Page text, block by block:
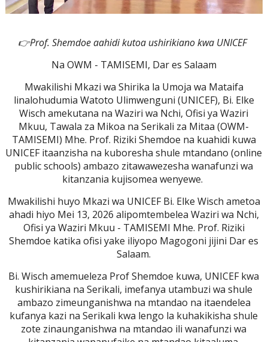
👉Prof. Shemdoe aahidi kutoa ushirikiano kwa UNICEF
Na OWM - TAMISEMI, Dar es Salaam
Mwakilishi Mkazi wa Shirika la Umoja wa Mataifa
linalohudumia Watoto Ulimwenguni (UNICEF), Bi. Elke
Wisch amekutana na Waziri wa Nchi, Ofisi ya Waziri
Mkuu, Tawala za Mikoa na Serikali za Mitaa (OWM-
TAMISEMI) Mhe. Prof. Riziki Shemdoe na kuahidi kuwa
UNICEF itaanzisha na kuboresha shule mtandano (online
public schools) ambazo zitawawezesha wanafunzi wa
kitanzania kujisomea wenyewe.
Mwakilishi huyo Mkazi wa UNICEF Bi. Elke Wisch ametoa
ahadi hiyo Mei 13, 2026 alipomtembelea Waziri wa Nchi,
Ofisi ya Waziri Mkuu - TAMISEMI Mhe. Prof. Riziki
Shemdoe katika ofisi yake iliyopo Magogoni jijini Dar es
Salaam.
Bi. Wisch amemueleza Prof Shemdoe kuwa, UNICEF kwa
kushirikiana na Serikali, imefanya utambuzi wa shule
ambazo zimeunganishwa na mtandao na itaendelea
kufanya kazi na Serikali kwa lengo la kuhakikisha shule
zote zinaunganishwa na mtandao ili wanafunzi wa